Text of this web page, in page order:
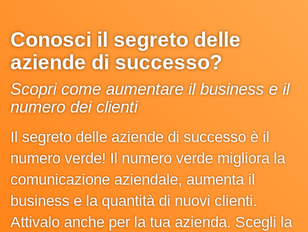
Conosci il segreto delle
aziende di successo?
Scopri come aumentare il business e il
numero dei clienti
Il segreto delle aziende di successo è il
numero verde! Il numero verde migliora la
comunicazione aziendale, aumenta il
business e la quantità di nuovi clienti.
Attivalo anche per la tua azienda. Scegli la